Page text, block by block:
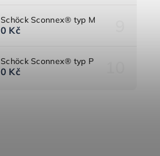
Schöck Sconnex® typ M
0 Kč
Schöck Sconnex® typ P
0 Kč